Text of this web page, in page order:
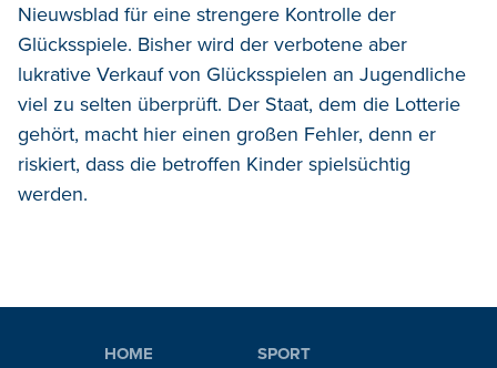
Nieuwsblad für eine strengere Kontrolle der
Glücksspiele. Bisher wird der verbotene aber
lukrative Verkauf von Glücksspielen an Jugendliche
viel zu selten überprüft. Der Staat, dem die Lotterie
gehört, macht hier einen großen Fehler, denn er
riskiert, dass die betroffen Kinder spielsüchtig
werden.
HOME
SPORT